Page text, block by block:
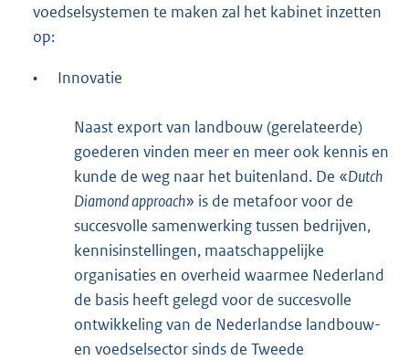
voedselsystemen te maken zal het kabinet inzetten
op:
• Innovatie
Naast export van landbouw (gerelateerde)
goederen vinden meer en meer ook kennis en
kunde de weg naar het buitenland. De «Dutch
Diamond approach» is de metafoor voor de
succesvolle samenwerking tussen bedrijven,
kennisinstellingen, maatschappelijke
organisaties en overheid waarmee Nederland
de basis heeft gelegd voor de succesvolle
ontwikkeling van de Nederlandse landbouw-
en voedselsector sinds de Tweede